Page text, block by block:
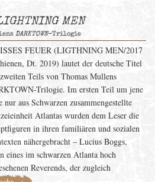
MEN
DARKTOWN-Trilogie
FEUER (LIGTHNING MEN/2017
Dt. 2019) lautet der deutsche Titel
Teils von Thomas Mullens
Trilogie. Im ersten Teil um jene
nur aus Schwarzen zusammengestellte
Atlantas wurden dem Leser die
in ihren familiären und sozialen
nähergebracht – Lucius Boggs,
eines im schwarzen Atlanta hoch
Reverends, der zugleich